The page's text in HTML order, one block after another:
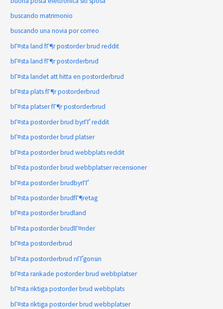
buscando matrimonio
buscando una novia por correo
bГ¤sta land fГ¶r postorder brud reddit
bГ¤sta land fГ¶r postorderbrud
bГ¤sta landet att hitta en postorderbrud
bГ¤sta plats fГ¶r postorderbrud
bГ¤sta platser fГ¶r postorderbrud
bГ¤sta postorder brud byrГҐ reddit
bГ¤sta postorder brud platser
bГ¤sta postorder brud webbplats reddit
bГ¤sta postorder brud webbplatser recensioner
bГ¤sta postorder brudbyrГҐ
bГ¤sta postorder brudfГ¶retag
bГ¤sta postorder brudland
bГ¤sta postorder brudlГ¤nder
bГ¤sta postorderbrud
bГ¤sta postorderbrud nГҐgonsin
bГ¤sta rankade postorder brud webbplatser
bГ¤sta riktiga postorder brud webbplats
bГ¤sta riktiga postorder brud webbplatser